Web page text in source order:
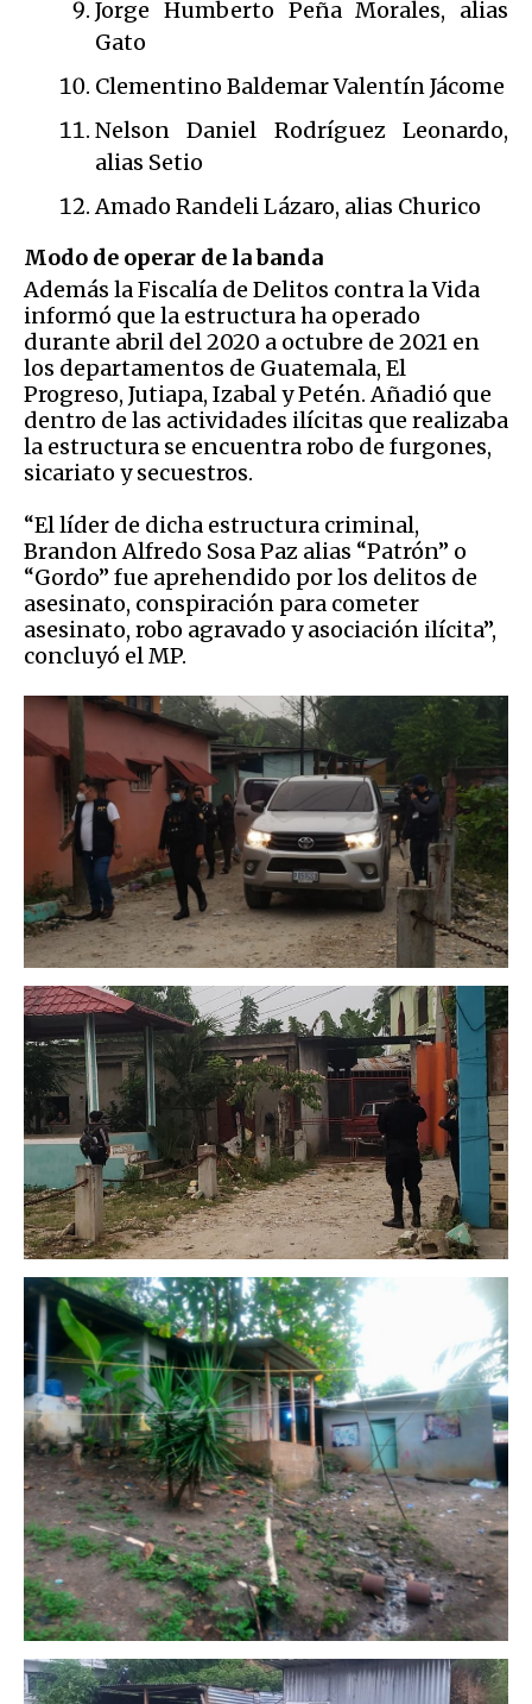
Jorge Humberto Peña Morales, alias
Gato
Clementino Baldemar Valentín Jácome
Nelson Daniel Rodríguez Leonardo,
alias Setio
Amado Randeli Lázaro, alias Churico
Modo de operar de la banda
Además la Fiscalía de Delitos contra la Vida
informó que la estructura ha operado
durante abril del 2020 a octubre de 2021 en
los departamentos de Guatemala, El
Progreso, Jutiapa, Izabal y Petén. Añadió que
dentro de las actividades ilícitas que realizaba
la estructura se encuentra robo de furgones,
sicariato y secuestros.
“El líder de dicha estructura criminal,
Brandon Alfredo Sosa Paz alias “Patrón” o
“Gordo” fue aprehendido por los delitos de
asesinato, conspiración para cometer
asesinato, robo agravado y asociación ilícita”,
concluyó el MP.